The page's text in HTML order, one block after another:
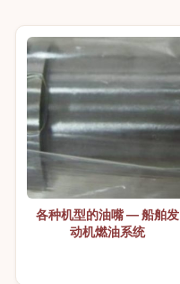
各种机型的油嘴 — 船舶发
动机燃油系统